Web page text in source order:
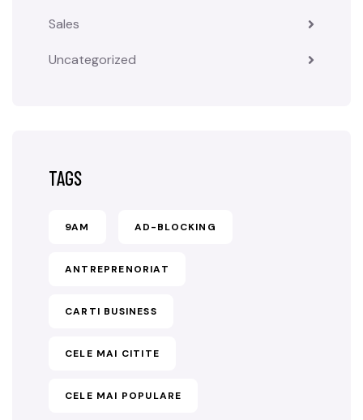
Sales
Uncategorized
TAGS
9AM AD-BLOCKING
ANTREPRENORIAT
CARTI BUSINESS
CELE MAI CITITE
CELE MAI POPULARE